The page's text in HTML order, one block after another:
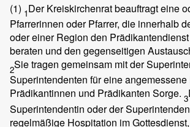
(1) 1Der Kreiskirchenrat beauftragt eine
Pfarrerinnen oder Pfarrer, die innerhalb
oder einer Region den
beraten und den gegenseitigen
2Sie tragen gemeinsam mit der
Superintendenten für eine
Prädikantinnen und Prädikanten Sorge. 3
Superintendentin oder der
regelmäßige Hospitation im